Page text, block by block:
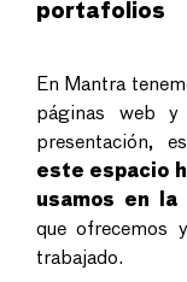
portafolios
En Mantra
páginas web
presentación,
este espacio
usamos en la
que ofrecemos
trabajado.